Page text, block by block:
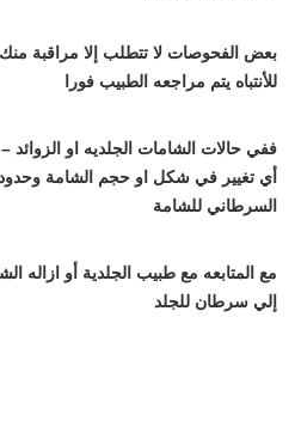
بعض الفحوصات لا تتطلب إلا مراقبة
للأنتباه يتم مراجعه الطبيب فورا
ففي حالات الشامات الجلديه او الزوائد
أي تغيير في شكل او حجم الشامة
السرطاني للشامة
مع المتابعه مع طبيب الجلدية أو
إلي سرطان للجلد